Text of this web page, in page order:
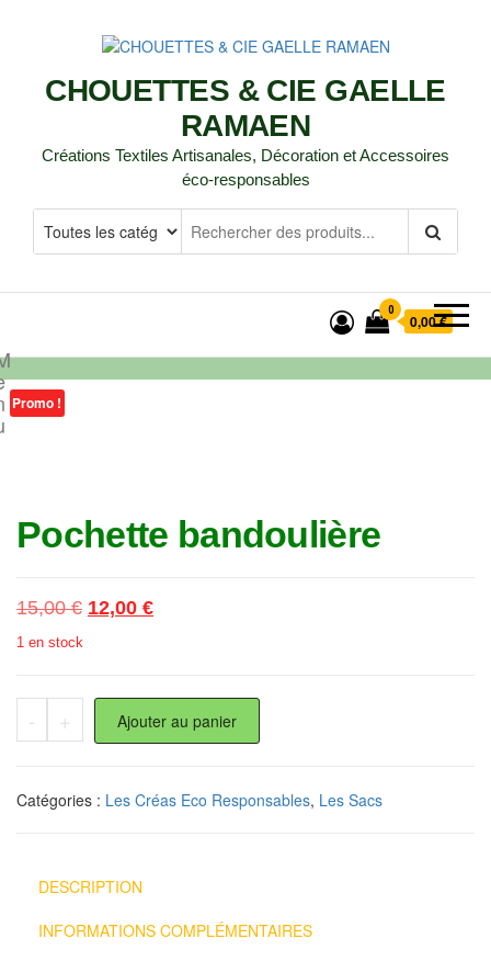
CHOUETTES & CIE GAELLE
RAMAEN
Créations Textiles Artisanales, Décoration et Accessoires
éco-responsables
0
0,00 €
Promo !
Pochette bandoulière
15,00€ Le prix initial était : 15,00 €.
12,00 €Le prix actuel est : 12,00 €.
1 en stock
- quantité de Pochette bandoulière
+ Ajouter au panier
Catégories : Les Créas Eco Responsables, Les Sacs
DESCRIPTION
INFORMATIONS COMPLÉMENTAIRES